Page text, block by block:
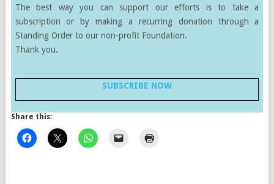
The best way you can support our efforts is to take a
subscription or by making a recurring donation through a
Standing Order to our non-profit Foundation.
Thank you.
SUBSCRIBE NOW
Share this: